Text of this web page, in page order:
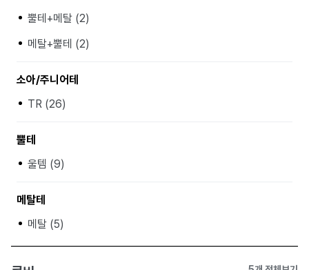
뿔테+메탈 (2)
메탈+뿔테 (2)
소아/주니어테
TR (26)
뿔테
울템 (9)
메탈테
메탈 (5)